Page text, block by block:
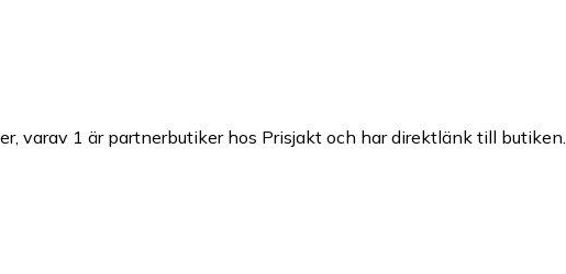
varav 1 är partnerbutiker hos Prisjakt och har direktlänk till butiken.